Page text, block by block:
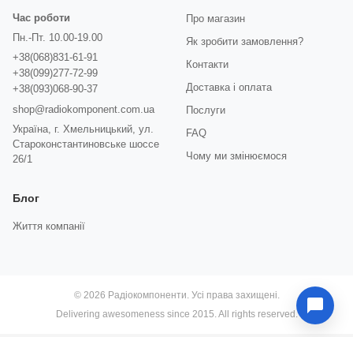
Час роботи
Пн.-Пт. 10.00-19.00
+38(068)831-61-91
+38(099)277-72-99
+38(093)068-90-37
shop@radiokomponent.com.ua
Україна, г. Хмельницький, ул.
Староконстантиновське шоссе
26/1
Про магазин
Як зробити замовлення?
Контакти
Доставка і оплата
Послуги
FAQ
Чому ми змінюємося
Блог
Життя компанії
© 2026 Радіокомпоненти. Усі права захищені.
Delivering awesomeness since 2015. All rights reserved.